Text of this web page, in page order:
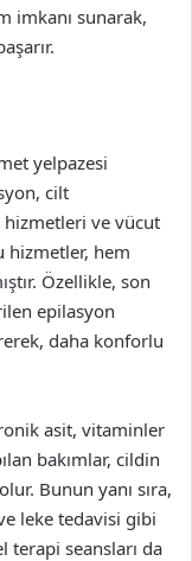
imkanı sunarak,
yelpazesi
cilt
ve vücut
hizmetler, hem
Özellikle, son
epilasyon
daha konforlu
asit, vitaminler
bakımlar, cildin
Bunun yanı sıra,
leke tedavisi gibi
terapi seansları da